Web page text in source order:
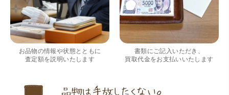
（大阪府大阪市）すごく丁寧に対応して頂きました。 ホー
ムページの皆様の評価がとても良かったので、質屋自体初
めての利用でしたが、対応して頂きました担当の方もすご
く良かったです。 これから質屋をご利用される方は是非オ
ススメです。
お品物の情報や状態とともに
査定額を説明いたします
書類にご記入いただき、
買取代金をお支払いいたします